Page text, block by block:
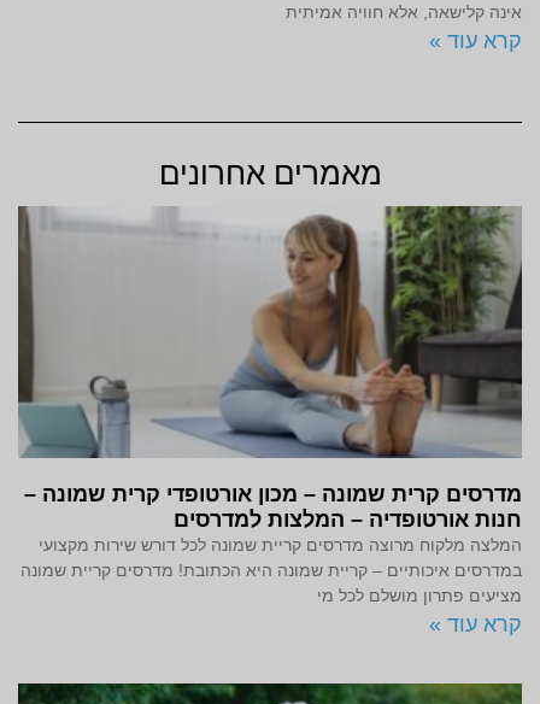
אינה קלישאה, אלא חוויה אמיתית
קרא עוד »
מאמרים אחרונים
מדרסים קרית שמונה – מכון אורטופדי קרית שמונה –
חנות אורטופדיה – המלצות למדרסים
המלצה מלקוח מרוצה מדרסים קריית שמונה לכל דורש שירות מקצועי
במדרסים איכותיים – קריית שמונה היא הכתובת! מדרסים קריית שמונה
מציעים פתרון מושלם לכל מי
קרא עוד »